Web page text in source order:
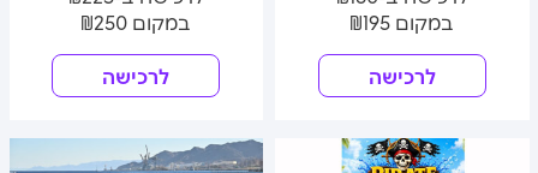
במקום ₪250
לרכישה
במקום ₪195
לרכישה